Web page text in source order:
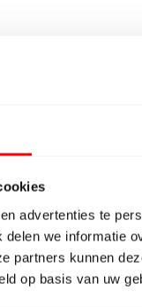
advertenties te
we informatie
partners kunnen
op basis van uw